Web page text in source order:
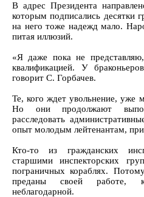
В адрес Президента
которым подписались десятки
на него тоже надежд мало.
питая иллюзий.
«Я даже пока не
квалификацией. У
говорит С. Горбачев.
Те, кого ждет увольнение, уже
Но они продолжают
расследовать
опыт молодым лейтенантам,
Кто-то из гражданских
старшими инспекторских
пограничных кораблях.
преданы своей работе,
неблагодарной.